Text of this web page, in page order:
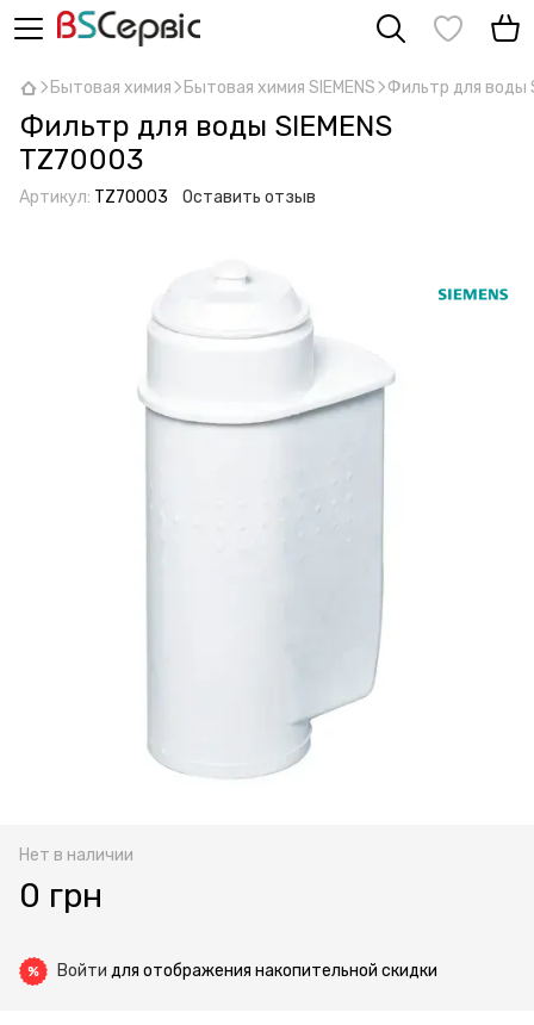
Бытовая химия Бытовая химия SIEMENS Фильтр для воды
Фильтр для воды SIEMENS
TZ70003
Артикул: TZ70003 Оставить отзыв
Нет в наличии
0 грн
% Войти для отображения накопительной скидки